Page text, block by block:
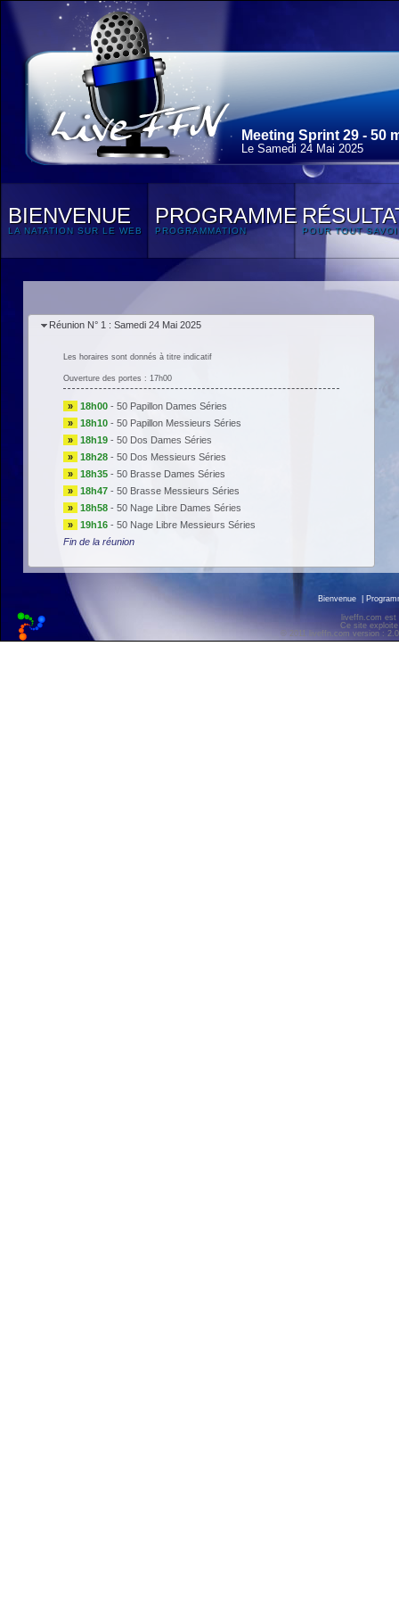
Meeting Sprint 29 - 50
Le Samedi 24 Mai 2025
BIENVENUE
LA NATATION SUR LE WEB
PROGRAMME
PROGRAMMATION POUR TOUT
Réunion N° 1 : Samedi 24 Mai 2025
Les horaires sont donnés à titre indicatif
Ouverture des portes : 17h00
» 18h00- 50 Papillon Dames Séries
»
18h10- 50 Papillon Messieurs Séries
»
18h19- 50 Dos Dames Séries
»
18h28- 50 Dos Messieurs Séries
»
18h35- 50 Brasse Dames Séries
»
18h47- 50 Brasse Messieurs Séries
»
18h58- 50 Nage Libre Dames Séries
»
19h16- 50 Nage Libre Messieurs Séries
Fin de la réunion
Bienvenue
liveffn.com est
Ce site
© 2011 liveffn.com version :